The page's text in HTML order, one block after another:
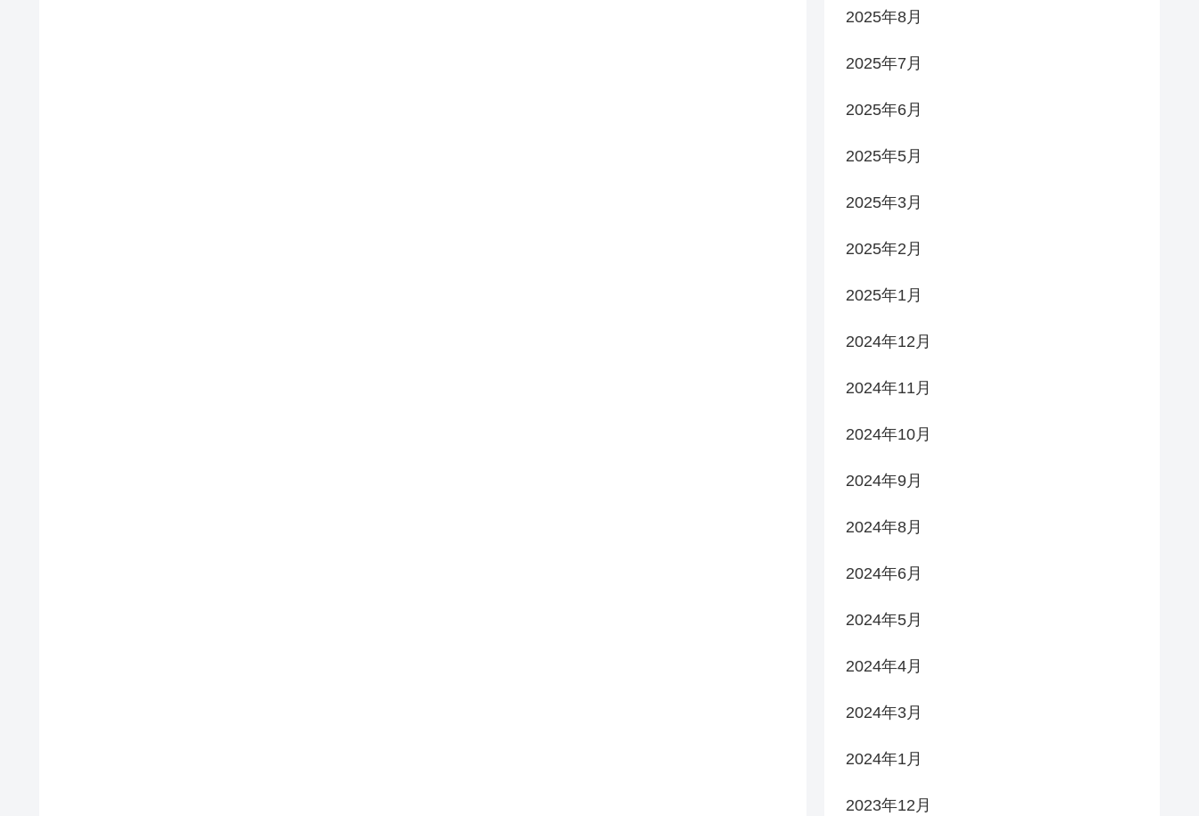
2025年8月
2025年7月
2025年6月
2025年5月
2025年3月
2025年2月
2025年1月
2024年12月
2024年11月
2024年10月
2024年9月
2024年8月
2024年6月
2024年5月
2024年4月
2024年3月
2024年1月
2023年12月